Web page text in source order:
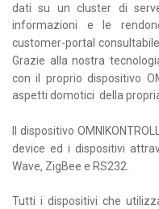
dati su un cluster di
informazioni e le
customer-portal
Grazie alla nostra
con il proprio dispositivo
aspetti domotici della
Il dispositivo
device ed i dispositivi
Wave, ZigBee e RS232.
Tutti i dispositivi che